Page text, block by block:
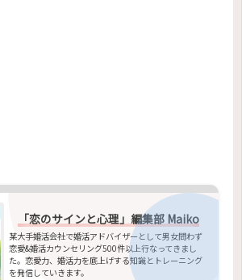
「恋のサインと心理」編集部 Maiko
某大手婚活会社で婚活アドバイザーとして男女問わず
恋愛&婚活カウンセリング500件以上行なってきまし
た。恋愛力、婚活力を底上げする知識とトレーニング
を発信していきます。